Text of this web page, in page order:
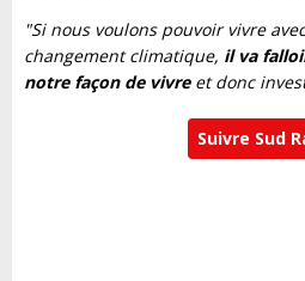
"Si nous voulons pouvoir vivre
changement climatique, il va
notre façon de vivreet donc
Suivre Sud